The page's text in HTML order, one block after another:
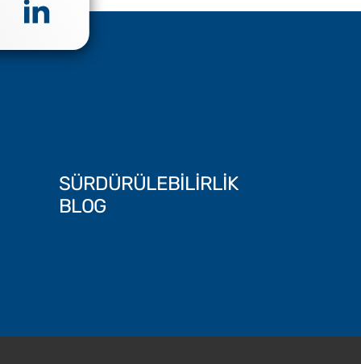
SÜRDÜRÜLEBİLİRLİK
BLOG